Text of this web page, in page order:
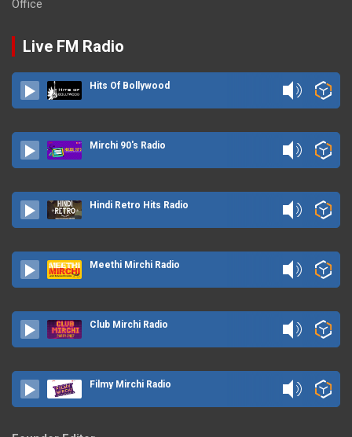
Office
Live FM Radio
Hits Of Bollywood
Mirchi 90's Radio
Hindi Retro Hits Radio
Meethi Mirchi Radio
Club Mirchi Radio
Filmy Mirchi Radio